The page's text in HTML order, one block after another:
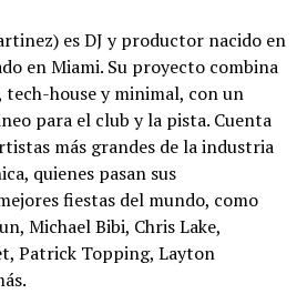
es DJ y productor nacido en
en Miami. Su proyecto combina
tech-house y minimal, con un
para el club y la pista. Cuenta
más grandes de la industria
quienes pasan sus
fiestas del mundo, como
Michael Bibi, Chris Lake,
Patrick Topping, Layton